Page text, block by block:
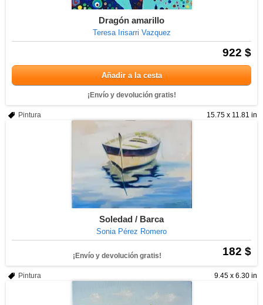
Dragón amarillo
Teresa Irisarri Vazquez
922 $
Añadir a la cesta
¡Envío y devolución gratis!
15.75 x 11.81 in
Pintura
Soledad / Barca
Sonia Pérez Romero
182 $
¡Envío y devolución gratis!
9.45 x 6.30 in
Pintura